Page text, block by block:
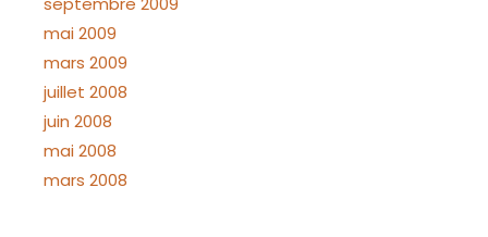
mai 2009
mars 2009
juillet 2008
juin 2008
mai 2008
mars 2008